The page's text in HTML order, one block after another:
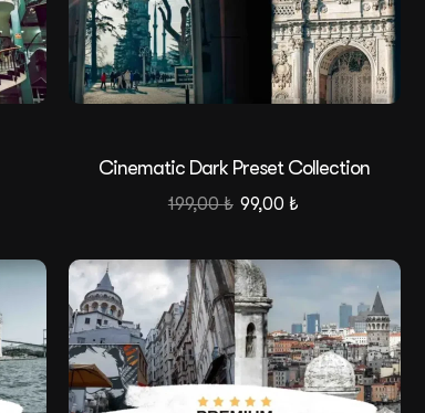
Cinematic Dark Preset Collection
199,00₺ 99,00 ₺
Satış